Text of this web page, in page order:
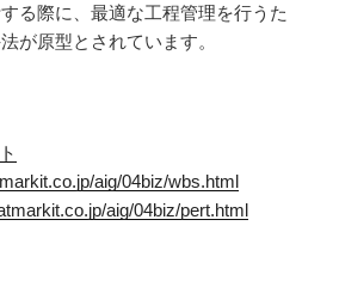
る際に、最適な工程管理を行うた
が原型とされています。
aig/04biz/wbs.html
aig/04biz/pert.html